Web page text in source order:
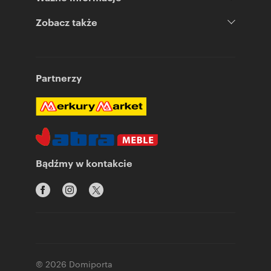
Zobacz także
Partnerzy
Bądźmy w kontakcie
© 2026 Domiporta